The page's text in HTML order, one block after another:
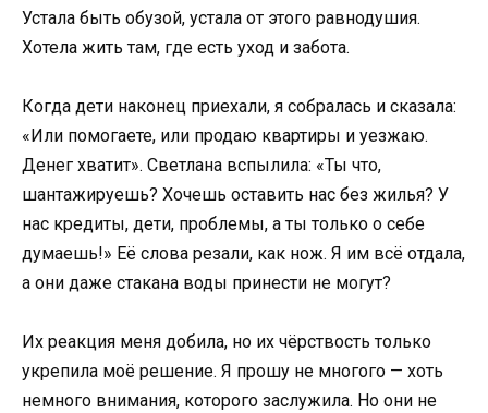
Устала быть обузой, устала от этого равнодушия.
Хотела жить там, где есть уход и забота.
Когда дети наконец приехали, я собралась и сказала:
«Или помогаете, или продаю квартиры и уезжаю.
Денег хватит». Светлана вспылила: «Ты что,
шантажируешь? Хочешь оставить нас без жилья? У
нас кредиты, дети, проблемы, а ты только о себе
думаешь!» Её слова резали, как нож. Я им всё отдала,
а они даже стакана воды принести не могут?
Их реакция меня добила, но их чёрствость только
укрепила моё решение. Я прошу не многого — хоть
немного внимания, которого заслужила. Но они не